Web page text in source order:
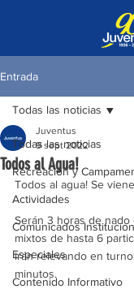
Entrada
Todas las noticias
Recreación y
Actividades
Comunicados
Especiales
Contenido Informativo
Todas las noticias
Todos al Agua!
Juventus
9 sept 2022
Todos al agua! Se
Serán 3 horas de
mixtos de hasta 6
irán relevando en
minutos.